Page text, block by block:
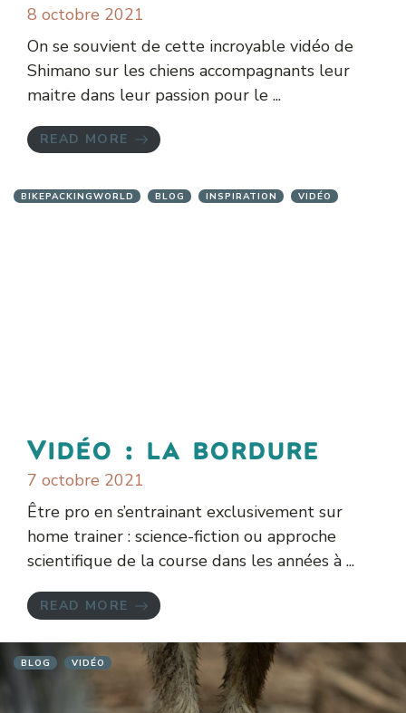
8 octobre 2021
On se souvient de cette incroyable vidéo de
Shimano sur les chiens accompagnants leur
maitre dans leur passion pour le ...
READ MORE
BIKEPACKINGWORLD BLOG INSPIRATION VIDÉO
Vidéo : la bordure
7 octobre 2021
Être pro en s’entrainant exclusivement sur
home trainer : science-fiction ou approche
scientifique de la course dans les années à ...
READ MORE
BLOG VIDÉO